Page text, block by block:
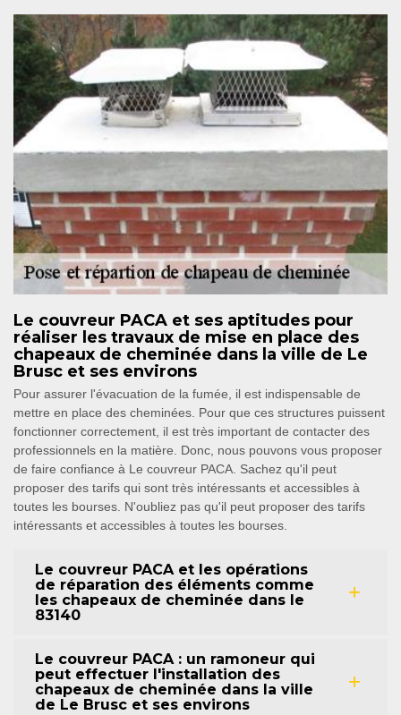
Le couvreur PACA et ses aptitudes pour
réaliser les travaux de mise en place des
chapeaux de cheminée dans la ville de Le
Brusc et ses environs
Pour assurer l'évacuation de la fumée, il est indispensable de
mettre en place des cheminées. Pour que ces structures puissent
fonctionner correctement, il est très important de contacter des
professionnels en la matière. Donc, nous pouvons vous proposer
de faire confiance à Le couvreur PACA. Sachez qu'il peut
proposer des tarifs qui sont très intéressants et accessibles à
toutes les bourses. N'oubliez pas qu'il peut proposer des tarifs
intéressants et accessibles à toutes les bourses.
Le couvreur PACA et les opérations
de réparation des éléments comme
les chapeaux de cheminée dans le
83140
Le couvreur PACA : un ramoneur qui
peut effectuer l'installation des
chapeaux de cheminée dans la ville
de Le Brusc et ses environs